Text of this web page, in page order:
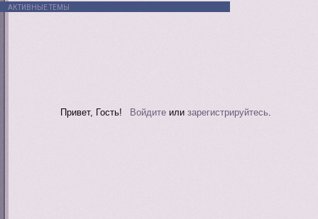
АКТИВНЫЕ ТЕМЫ
Привет, Гость! Войдитеили зарегистрируйтесь.